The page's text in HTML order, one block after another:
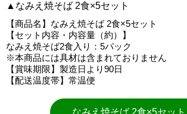
▲なみえ焼そば 2食×5セット
【商品名】なみえ焼そば 2食×5セット
【セット内容・内容量（約）】
なみえ焼そば2食入り：5パック
※本商品には具材は含まれておりません
【賞味期限】製造日より90日
【配送温度帯】常温便
なみえ焼そば 2食×5セット